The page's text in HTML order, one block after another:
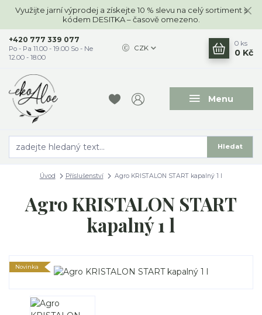
Využijte jarní výprodej a získejte 10 % slevu na celý sortiment s
kódem DESITKA – časově omezeno.
Menu
CZK
Hledat
+420 777 339 077
Po - Pa 11.00 - 19.00 So - Ne
12.00 - 18.00
0 ks
0 Kč
Úvod Příslušenství Agro KRISTALON START kapalný 1 l
Agro KRISTALON START
kapalný 1 l
Novinka